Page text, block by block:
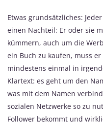
Etwas grundsätzliches:
einen Nachteil: Er oder sie
kümmern, auch um die
ein Buch zu kaufen, muss
mindestens einmal in
Klartext: es geht um den
was mit dem Namen
sozialen Netzwerke so zu
Follower bekommt und